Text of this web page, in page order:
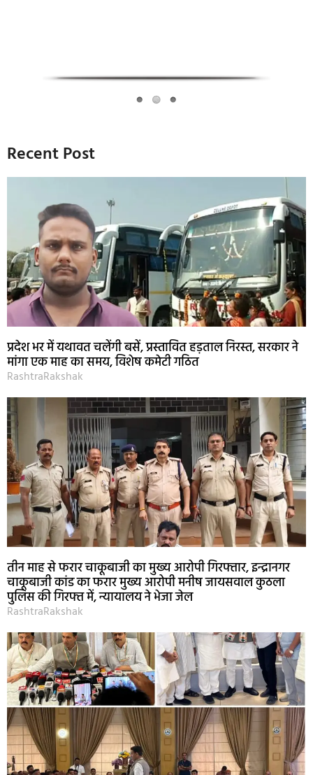
Recent Post
प्रदेश भर में यथावत चलेंगी बसें, प्रस्तावित हड़ताल निरस्त, सरकार ने
मांगा एक माह का समय, विशेष कमेटी गठित
RashtraRakshak
तीन माह से फरार चाकूबाजी का मुख्य आरोपी गिरफ्तार, इन्द्रानगर
चाकूबाजी कांड का फरार मुख्य आरोपी मनीष जायसवाल कुठला
पुलिस की गिरफ्त में, न्यायालय ने भेजा जेल
RashtraRakshak